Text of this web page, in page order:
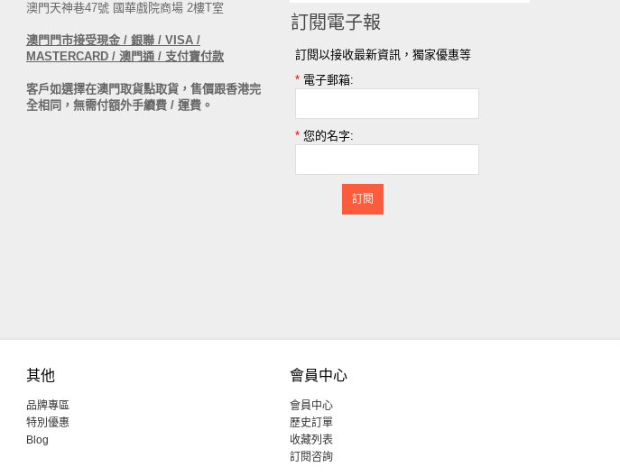
澳門天神巷47號 國華戲院商場 2樓T室
澳門 門市接受現金 / 銀聯 / VISA /
MASTERCARD / 澳門通 / 支付寶付款
客戶如選擇在澳門取貨點取貨，售價跟香港完
全相同，無需付額外手續費 / 運費。
訂閱電子報
訂閱以接收最新資訊，獨家優惠等
* 電子郵箱:
* 您的名字:
訂閱
其他
品牌專區
特別優惠
Blog
會員中心
會員中心
歷史訂單
收藏列表
訂閱咨詢